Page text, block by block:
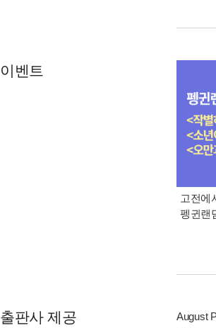
이벤트
고전에
펭귄랜
출판사 제공
August